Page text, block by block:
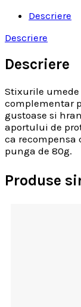
Descriere
Descriere
Descriere
Stixurile
complementar
gustoase si
aportului de
ca
punga de 80g.
Produse